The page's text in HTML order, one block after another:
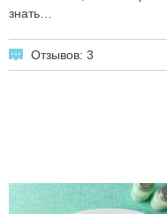
знать…
Отзывов: 3